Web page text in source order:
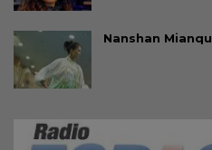
Nanshan